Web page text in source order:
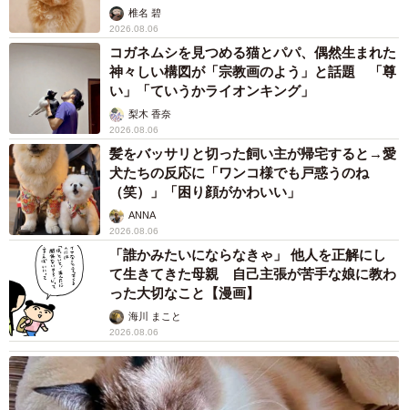
椎名 碧
2026.08.06
コガネムシを見つめる猫とパパ、偶然生まれた
神々しい構図が「宗教画のよう」と話題 「尊
い」「ていうかライオンキング」
梨木 香奈
2026.08.06
髪をバッサリと切った飼い主が帰宅すると→愛
犬たちの反応に「ワンコ様でも戸惑うのね
（笑）」「困り顔がかわいい」
ANNA
2026.08.06
「誰かみたいにならなきゃ」 他人を正解にし
て生きてきた母親 自己主張が苦手な娘に教わ
った大切なこと【漫画】
海川 まこと
2026.08.06